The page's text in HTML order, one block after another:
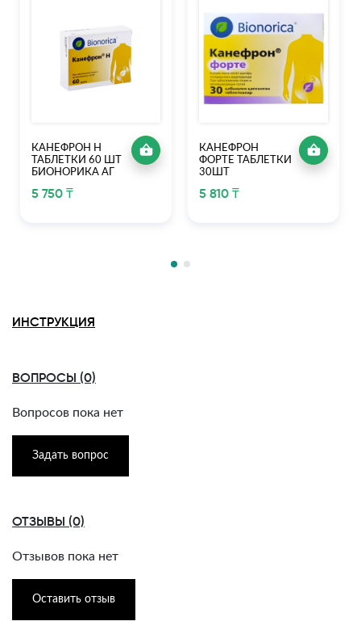
КАНЕФРОН Н
ТАБЛЕТКИ 60 ШТ
БИОНОРИКА АГ
5 750 ₸
КАНЕФРОН
ФОРТЕ ТАБЛЕТКИ
30ШТ
5 810 ₸
ИНСТРУКЦИЯ
ВОПРОСЫ (0)
Вопросов пока нет
Задать вопрос
ОТЗЫВЫ (0)
Отзывов пока нет
Оставить отзыв